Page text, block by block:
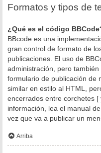
Formatos y tipos de
¿Qué es el código
BBcode es una
gran control de formato de
publicaciones. El uso de
administración, pero
formulario de publicación de
similar en estilo al HTML,
encerrados entre corchetes
información, lea el manual
vez que va a publicar un
Arriba